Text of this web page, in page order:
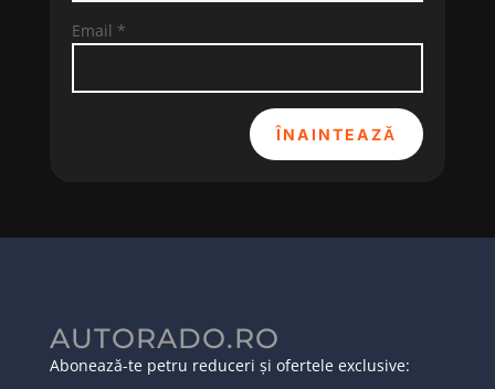
Email *
ÎNAINTEAZĂ
AUTORADO.RO
Abonează-te petru reduceri și ofertele exclusive: